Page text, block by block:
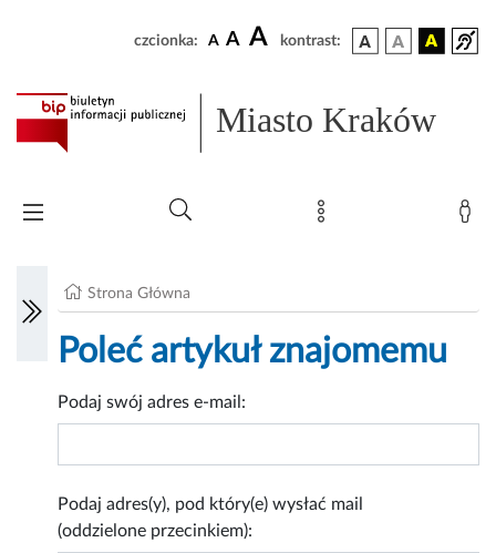
czcionka: A A A kontrast:
Miasto Kraków
Strona Główna
Poleć artykuł znajomemu
Podaj swój adres e-mail:
Podaj adres(y), pod który(e) wysłać mail
(oddzielone przecinkiem):